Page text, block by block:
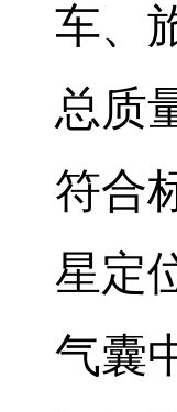
车、
总质
符合
星定
气囊